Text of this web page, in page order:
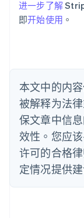
进一步了解
即开始使用 。
本文中的内
被解释为法
保文章中信
效性。您应
许可的合格
定情况提供建
Português
保加利亚
English
丹麦
English
德国
Deutsch
法国
Français
芬兰
English